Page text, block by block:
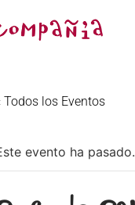
Todos los Eventos
evento ha pasado.